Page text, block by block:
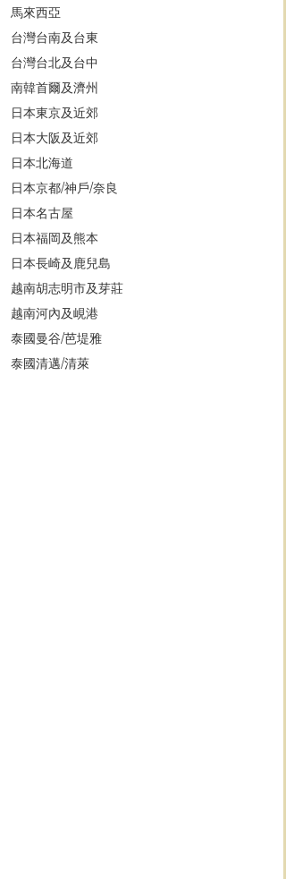
馬來西亞
台灣台南及台東
台灣台北及台中
南韓首爾及濟州
日本東京及近郊
日本大阪及近郊
日本北海道
日本京都/神戶/奈良
日本名古屋
日本福岡及熊本
日本長崎及鹿兒島
越南胡志明市及芽莊
越南河內及峴港
泰國曼谷/芭堤雅
泰國清邁/清萊